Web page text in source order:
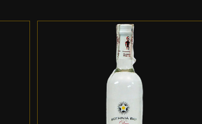
ADD TO CART / DETALLES